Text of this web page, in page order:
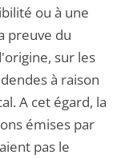
ou à une
preuve du
sur les
à raison
A cet égard, la
émises par
pas le